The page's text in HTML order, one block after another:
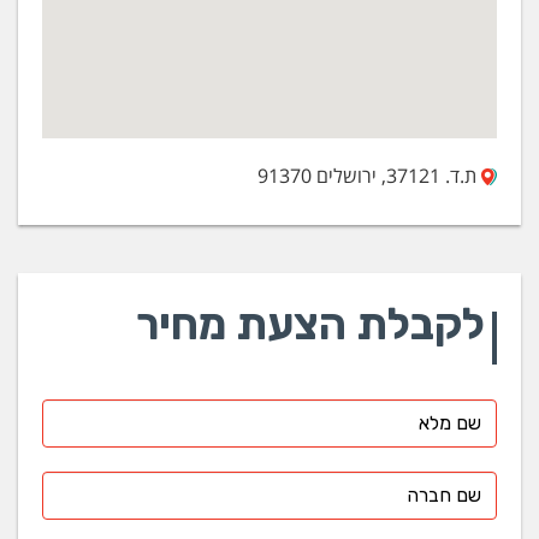
ת.ד. 37121, ירושלים 91370
לקבלת הצעת מחיר